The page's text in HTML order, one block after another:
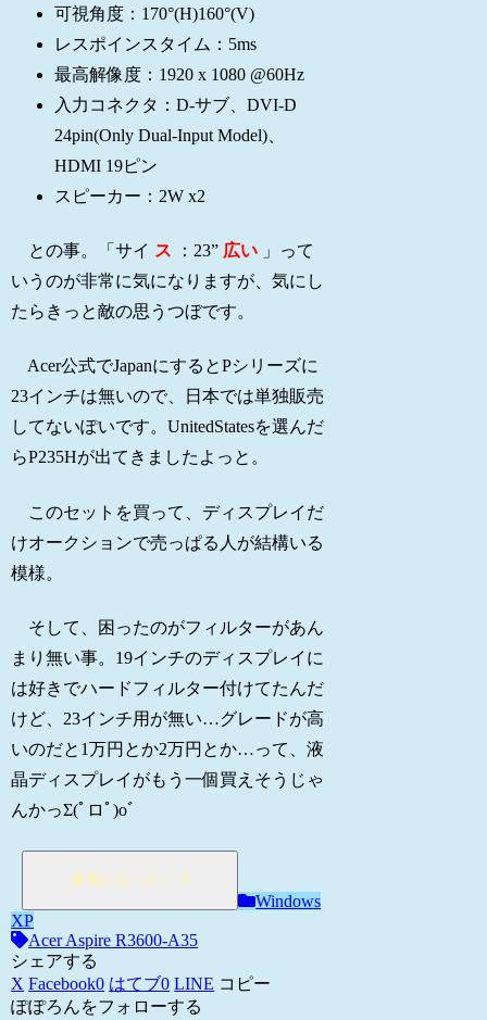
可視角度：170°(H)160°(V)
レスポインスタイム：5ms
最高解像度：1920 x 1080 @60Hz
入力コネクタ：D-サブ、DVI-D
24pin(Only Dual-Input Model)、
HDMI 19ピン
スピーカー：2W x2
との事。 「サイ ス ：23” 広い 」って
いうのが非常に気になりますが、気にし
たらきっと敵の思うつぼです。
Acer公式でJapanにするとPシリーズに
23インチは無いので、日本では単独販売
してないぽいです。UnitedStatesを選んだ
らP235Hが出てきましたよっと。
このセットを買って、ディスプレイだ
けオークションで売っぱる人が結構いる
模様。
そして、困ったのがフィルターがあん
まり無い事。19インチのディスプレイに
は好きでハードフィルター付けてたんだ
けど、23インチ用が無い…グレードが高
いのだと1万円とか2万円とか…って、液
晶ディスプレイがもう一個買えそうじゃ
んかっΣ(ﾟロﾟ)oﾞ
Windows
XP
Acer Aspire R3600-A35
シェアする
X Facebook0 はてブ0 LINE コピー
ぽぽろんをフォローする